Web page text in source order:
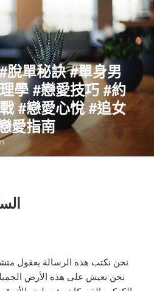
脫單秘訣 #單身男
學 #戀愛技巧 #約
#戀愛心悅 #追女
愛指南
نحن نكتب هذه الرسالة بعقول
نحن نعيش على هذه الأرض